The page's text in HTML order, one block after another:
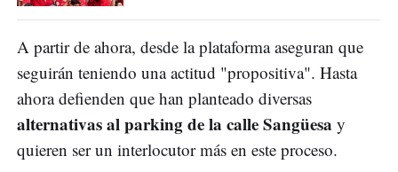
A partir de ahora, desde la plataforma aseguran que
seguirán teniendo una actitud "propositiva". Hasta
ahora defienden que han planteado diversas
alternativas al parking de la calle Sangüesa y
quieren ser un interlocutor más en este proceso.